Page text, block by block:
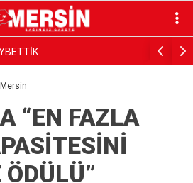
BAŞKAN
Mersin
“EN FAZLA